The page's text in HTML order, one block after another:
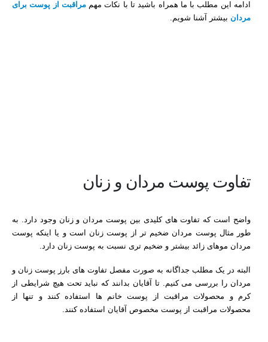
ادامه این مطلب با ما همراه باشید تا با نکات مهممراقبت از پوست برای
مردان بیشتر آشنا شویم.
تفاوت پوست مردان و زنان
واضح است که تفاوت های کلیدی بین پوست مردان و زنان وجود دارد. به
طور مثال پوست مردان ضخیم تر از پوست زنان است و یا اینکه پوست
مردان موهای زائد بیشتر و ضخیم تری نسبت به پوست زنان دارد.
البته در یک مطلب جداگانه به صورت مفصل تفاوت های بارز پوست زنان و
مردان را بررسی می کنیم. تا آقایان بدانند که نباید تحت هیچ شرایطی از
کرم و محصولات مراقبت از پوست خانم ها استفاده کنند و تنها از
محصولات مراقبت از پوست مخصوص آقایان استفاده کنند.